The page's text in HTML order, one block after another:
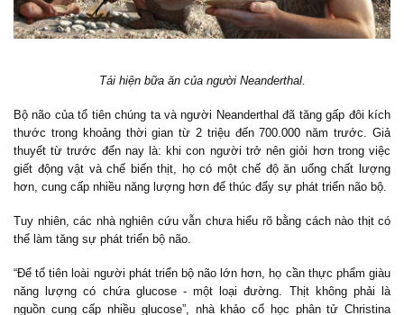
Tái hiện bữa ăn của người Neanderthal.
Bộ não của tổ tiên chúng ta và người Neanderthal đã tăng gấp đôi kích
thước trong khoảng thời gian từ 2 triệu đến 700.000 năm trước. Giả
thuyết từ trước đến nay là: khi con người trở nên giỏi hơn trong việc
giết động vật và chế biến thịt, họ có một chế độ ăn uống chất lượng
hơn, cung cấp nhiều năng lượng hơn để thúc đẩy sự phát triển não bộ.
Tuy nhiên, các nhà nghiên cứu vẫn chưa hiểu rõ bằng cách nào thịt có
thể làm tăng sự phát triển bộ não.
“Để tổ tiên loài người phát triển bộ não lớn hơn, họ cần thực phẩm giàu
năng lượng có chứa glucose - một loại đường. Thịt không phải là
nguồn cung cấp nhiều glucose”, nhà khảo cổ học phân tử Christina